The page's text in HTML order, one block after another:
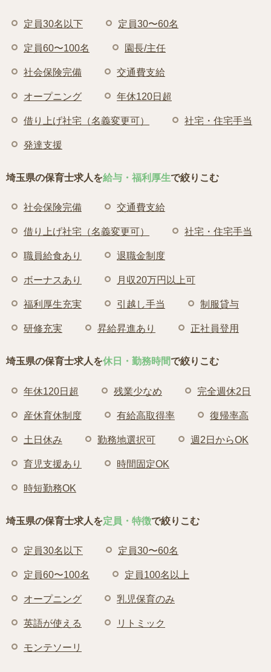
定員30名以下 定員30〜60名
定員60〜100名 園長/主任
社会保険完備 交通費支給
オープニング 年休120日超
借り上げ社宅（名義変更可） 社宅・住宅手当
発達支援
埼玉県の保育士求人を給与・福利厚生で絞りこむ
社会保険完備 交通費支給
借り上げ社宅（名義変更可） 社宅・住宅手当
職員給食あり 退職金制度
ボーナスあり 月収20万円以上可
福利厚生充実 引越し手当 制服貸与
研修充実 昇給昇進あり 正社員登用
埼玉県の保育士求人を休日・勤務時間で絞りこむ
年休120日超 残業少なめ 完全週休2日
産休育休制度 有給高取得率 復帰率高
土日休み 勤務地選択可 週2日からOK
育児支援あり 時間固定OK
時短勤務OK
埼玉県の保育士求人を定員・特徴で絞りこむ
定員30名以下 定員30〜60名
定員60〜100名 定員100名以上
オープニング 乳児保育のみ
英語が使える リトミック
モンテソーリ